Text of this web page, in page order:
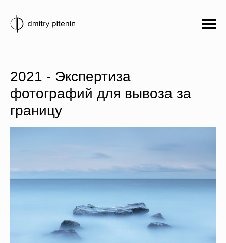
2021 - Экспертиза
фотографий для вывоза за
границу